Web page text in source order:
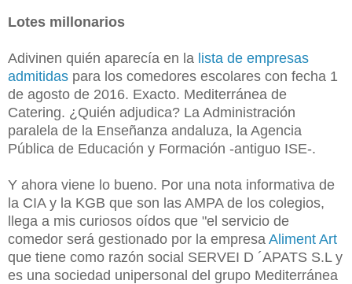
Lotes millonarios
Adivinen quién aparecía en la lista de empresas
admitidas para los comedores escolares con fecha 1
de agosto de 2016. Exacto. Mediterránea de
Catering. ¿Quién adjudica? La Administración
paralela de la Enseñanza andaluza, la Agencia
Pública de Educación y Formación -antiguo ISE-.
Y ahora viene lo bueno. Por una nota informativa de
la CIA y la KGB que son las AMPA de los colegios,
llega a mis curiosos oídos que "el servicio de
comedor será gestionado por la empresa Aliment Art
que tiene como razón social SERVEI D ´APATS S.L y
es una sociedad unipersonal del grupo Mediterránea